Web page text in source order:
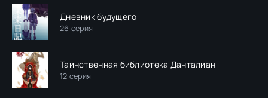
Дневник будущего
26 серия
Таинственная библиотека Данталиан
12 серия